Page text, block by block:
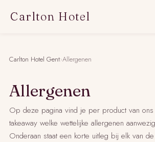
Carlton Hotel
Carlton Hotel Gent›Allergenen
Allergenen
Op deze pagina vind je per product van
takeaway welke wettelijke allergenen
Onderaan staat een korte uitleg bij elk van